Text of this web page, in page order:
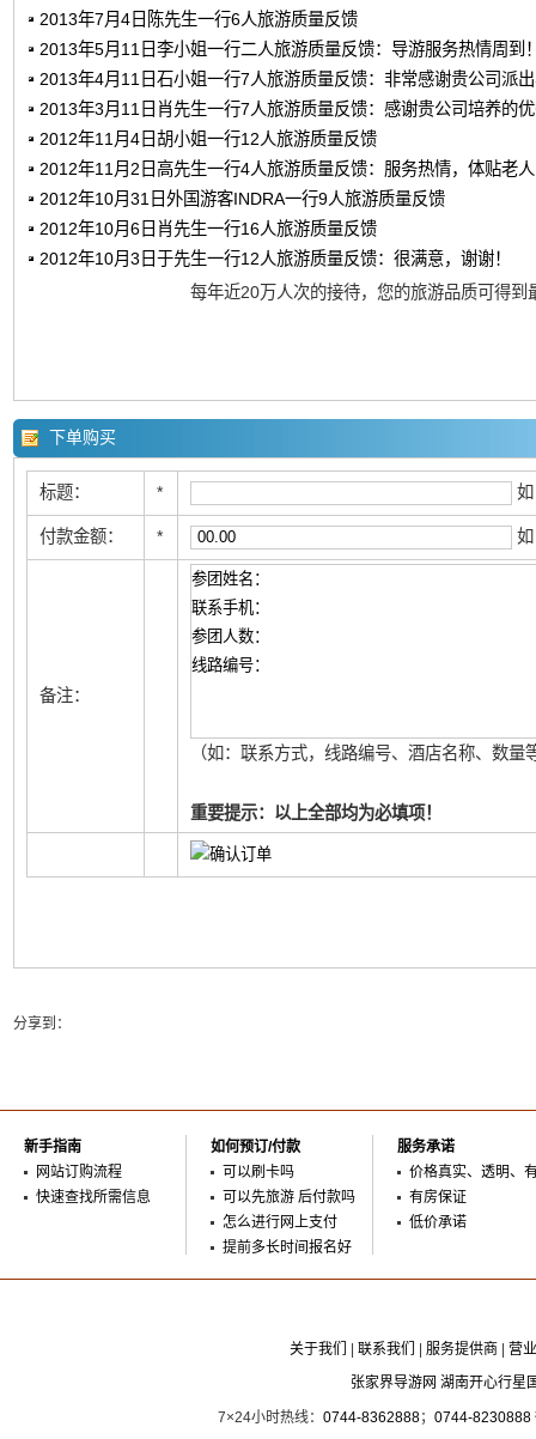
2013年7月4日陈先生一行6人旅游质量反馈
2013年5月11日李小姐一行二人旅游质量反馈：导游服务热情周到
2013年4月11日石小姐一行7人旅游质量反馈：非常感谢贵公司派
2013年3月11日肖先生一行7人旅游质量反馈：感谢贵公司培养的
2012年11月4日胡小姐一行12人旅游质量反馈
2012年11月2日高先生一行4人旅游质量反馈：服务热情，体贴老
2012年10月31日外国游客INDRA一行9人旅游质量反馈
2012年10月6日肖先生一行16人旅游质量反馈
2012年10月3日于先生一行12人旅游质量反馈：很满意，谢谢！
每年近20万人次的接待，您的旅游品质可得到
下单购买
标题： *
付款金额： *
备注：
（如：联系方式，线路编号、酒店名称、数量
重要提示：以上全部均为必填项！
分享到：
新手指南
网站订购流程
快速查找所需信息
如何预订/付款
可以刷卡吗
可以先旅游 后付款吗
怎么进行网上支付
提前多长时间报名好
服务承诺
价格真实、透明、
有房保证
低价承诺
关于我们 联系我们 服务提供商
营
张家界导游网 湖南开心行星
7×24小时热线： 0744-8362888； 0744-8230888